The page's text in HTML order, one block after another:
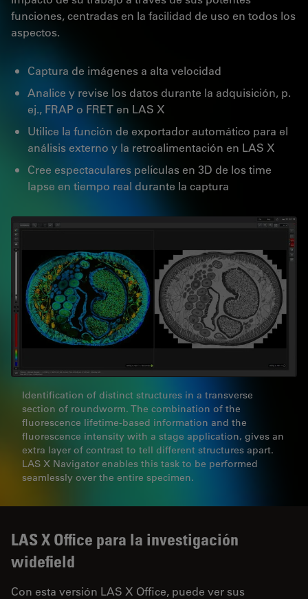
funciones, centradas en la facilidad de uso en todos los
aspectos.
Captura de imágenes a alta velocidad
Analice y revise los datos durante la adquisición, p.
ej., FRAP o FRET en LAS X
Utilice la función de exportador automático para el
análisis externo y la retroalimentación en LAS X
Cree espectaculares películas en 3D de los time
lapse en tiempo real durante la captura
Identification of distinct structures in a transverse
section of roundworm. The combination of the
fluorescence lifetime-based information and the
fluorescence intensity with a stage application, gives an
extra layer of contrast to tell different structures apart.
LAS X Navigator enables this task to be performed
seamlessly over the entire specimen.
LAS X Office para la investigación
widefield
Con esta versión LAS X Office, puede ver sus